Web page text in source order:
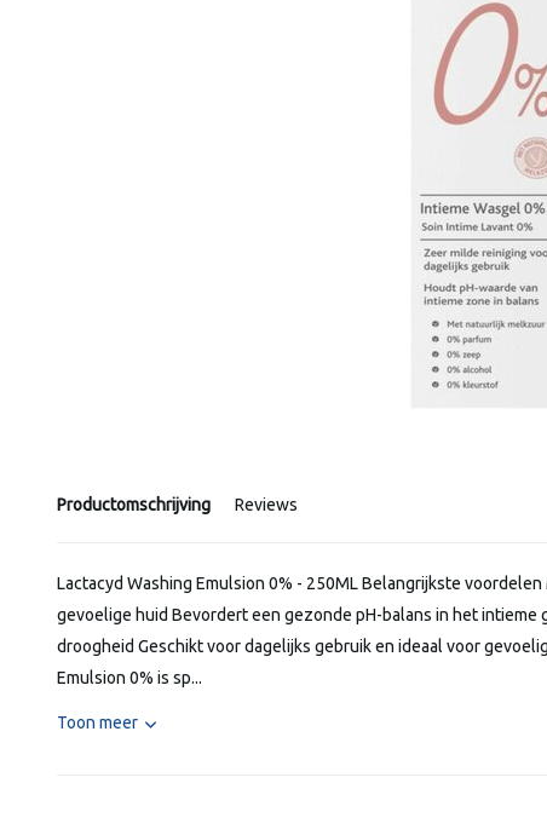
Productomschrijving Reviews
Lactacyd Washing Emulsion 0% - 250ML Belangrijkste
gevoelige huid Bevordert een gezonde pH-balans in het intieme
droogheid Geschikt voor dagelijks gebruik en ideaal voor
Emulsion 0% is sp...
Toon meer